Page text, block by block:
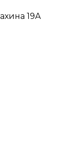
19А